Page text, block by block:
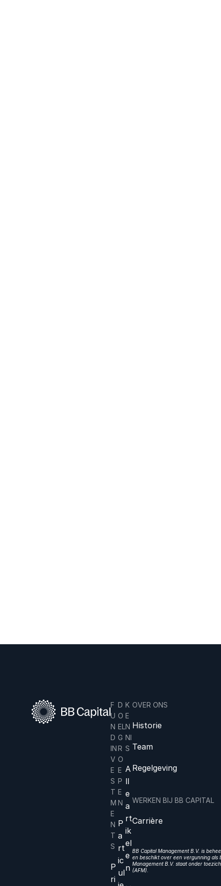
F
U
N
D
IN
V
E
S
T
M
E
N
T
S
P
ri
D
O
EL
G
R
O
E
P
E
N
P
a
rt
ic
ul
K
E
N
NI
S
A
ll
e
a
rt
ik
el
e
n
OVER ONS
Historie
Team
Regelgeving
WERKEN BIJ BB CAPITAL
Carrière
BB Capital Management B.V. is
en beschikt over een vergunning als
Management B.V. staat onder
(AFM).